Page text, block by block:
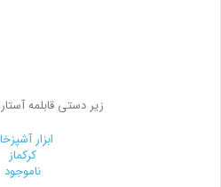
زیر دستی قابلمه آستارا
ابزار
کرکماز
ناموجود